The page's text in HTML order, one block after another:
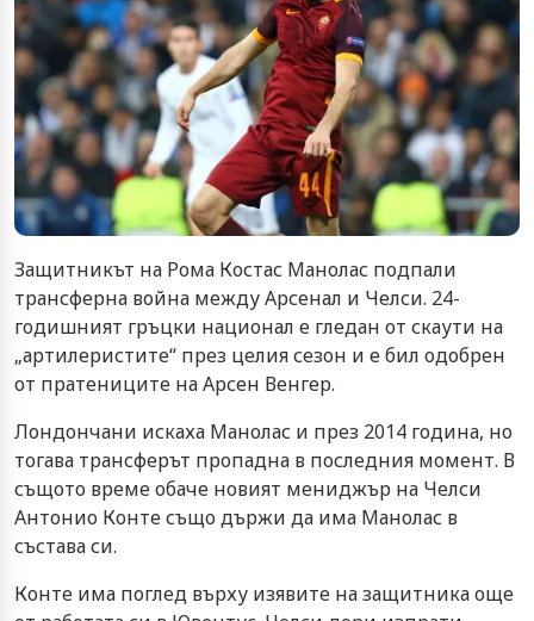
Защитникът на Рома Костас Манолас подпали
трансферна война между Арсенал и Челси. 24-
годишният гръцки национал е гледан от скаути на
„артилеристите“ през целия сезон и е бил одобрен
от пратениците на Арсен Венгер.
Лондончани искаха Манолас и през 2014 година, но
тогава трансферът пропадна в последния момент. В
същото време обаче новият мениджър на Челси
Антонио Конте също държи да има Манолас в
състава си.
Конте има поглед върху изявите на защитника още